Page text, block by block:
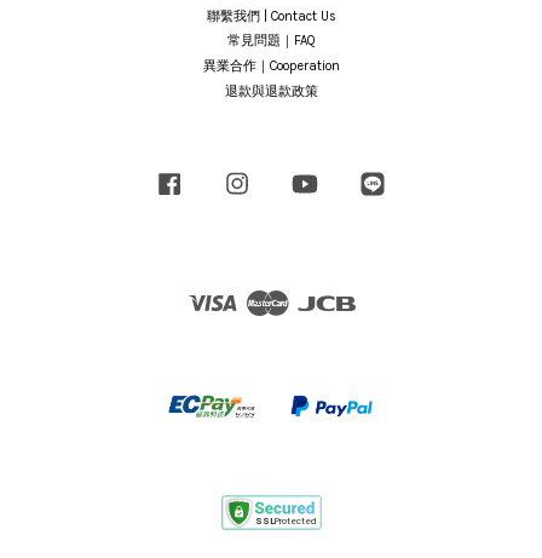
聯繫我們 | Contact Us
常見問題｜FAQ
異業合作｜Cooperation
退款與退款政策
Facebook Instagram YouTube
Visa Master